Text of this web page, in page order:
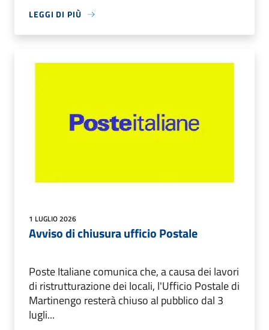
LEGGI DI PIÙ
1 LUGLIO 2026
Avviso di chiusura ufficio Postale
Poste Italiane comunica che, a causa dei lavori
di ristrutturazione dei locali, l'Ufficio Postale di
Martinengo resterà chiuso al pubblico dal 3
lugli...